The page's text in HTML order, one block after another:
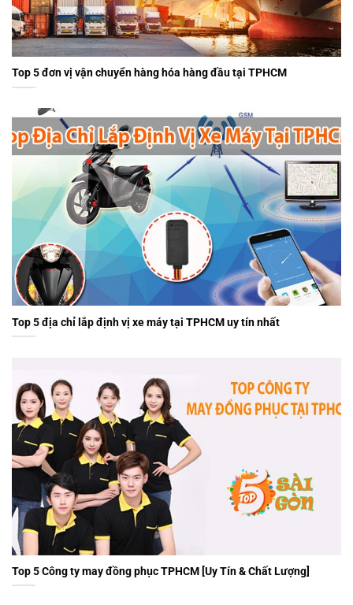
Top 5 đơn vị vận chuyển hàng hóa hàng đầu tại TPHCM
Top 5 địa chỉ lắp định vị xe máy tại TPHCM uy tín nhất
Top 5 Công ty may đồng phục TPHCM [Uy Tín & Chất Lượng]